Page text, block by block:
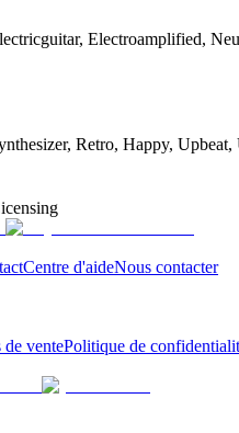
Electroamplified,
Retro, Happy,
Centre d'aideNous contacter
ventePolitique de